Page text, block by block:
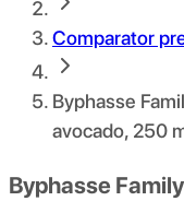
Comparator
Byphasse
avocado, 250
Byphasse